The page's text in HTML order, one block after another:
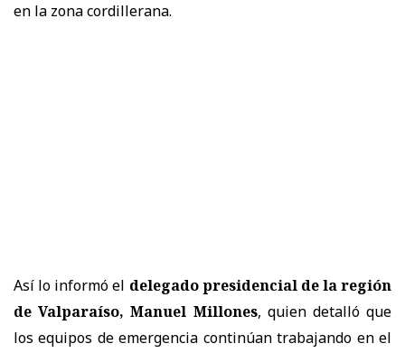
en la zona cordillerana.
Así lo informó el delegado presidencial de la región
de Valparaíso, Manuel Millones, quien detalló que
los equipos de emergencia continúan trabajando en el